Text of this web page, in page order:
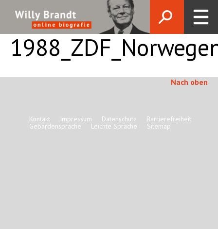
Nach oben
Kontakt Impressum Datenschutz
Barrierefreiheit
Gebärdensprache
Leichte Sprache Sitemap